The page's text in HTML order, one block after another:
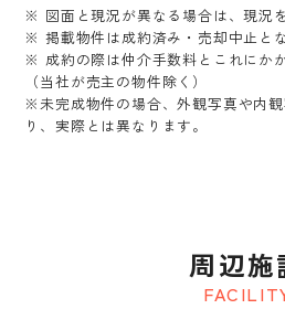
※ 図面と現況が異なる場合は、現況
※ 掲載物件は成約済み・売却中止と
※ 成約の際は仲介手数料とこれにか
（当社が売主の物件除く）
※未完成物件の場合、外観写真や内
り、実際とは異なります。
周辺施